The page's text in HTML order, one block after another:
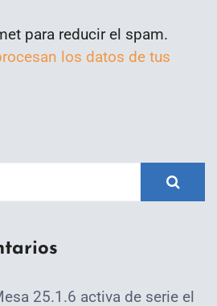
para reducir el spam.
los datos de tus
25.1.6 activa de serie el